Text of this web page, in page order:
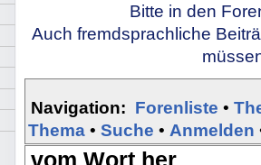
Bitte in den
Auch fremdsprachliche
Navigation: Forenliste •
Thema • Suche • Anmelden
vom Wort her